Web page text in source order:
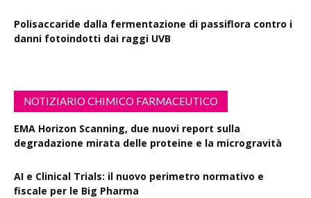
Polisaccaride dalla fermentazione di passiflora contro i
danni fotoindotti dai raggi UVB
NOTIZIARIO CHIMICO FARMACEUTICO
EMA Horizon Scanning, due nuovi report sulla
degradazione mirata delle proteine e la microgravità
AI e Clinical Trials: il nuovo perimetro normativo e
fiscale per le Big Pharma